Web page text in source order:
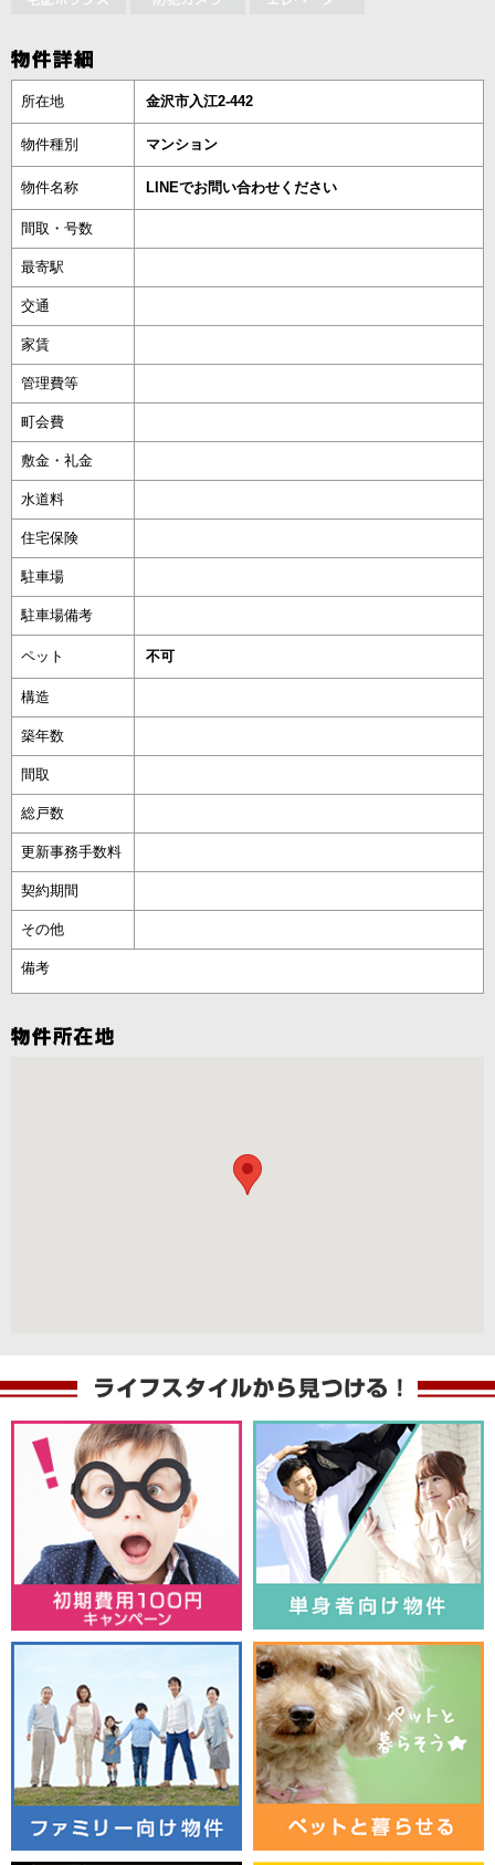
所在地 金沢市入江2-442
物件種別 マンション
物件名称 LINEでお問い合わせください
間取・号数
最寄駅
交通
家賃
管理費等
町会費
敷金・礼金
水道料
住宅保険
駐車場
駐車場備考
ペット 不可
構造
築年数
間取
総戸数
更新事務手数料
契約期間
その他
備考